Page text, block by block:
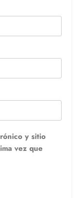
y sitio
vez que